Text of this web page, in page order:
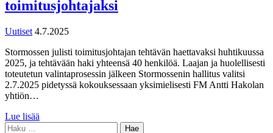
toimitusjohtajaksi
Uutiset 4.7.2025
Stormossen julisti toimitusjohtajan tehtävän haettavaksi huhtikuussa
2025, ja tehtävään haki yhteensä 40 henkilöä. Laajan ja huolellisesti
toteutetun valintaprosessin jälkeen Stormossenin hallitus valitsi
2.7.2025 pidetyssä kokouksessaan yksimielisesti FM Antti Hakolan
yhtiön…
Lue lisää
Haku: